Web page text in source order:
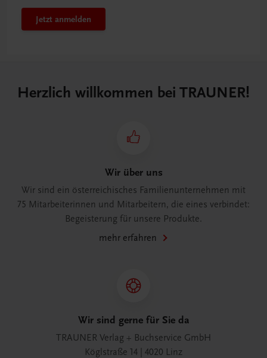
Jetzt anmelden
Herzlich willkommen bei TRAUNER!
Wir über uns
Wir sind ein österreichisches Familienunternehmen mit
75 Mitarbeiterinnen und Mitarbeitern, die eines verbindet:
Begeisterung für unsere Produkte.
mehr erfahren
Wir sind gerne für Sie da
TRAUNER Verlag + Buchservice GmbH
Köglstraße 14 | 4020 Linz